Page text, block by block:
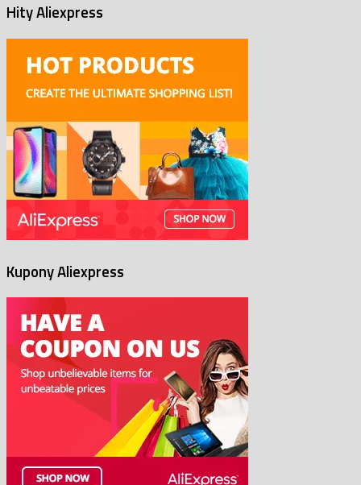
Hity Aliexpress
Kupony Aliexpress